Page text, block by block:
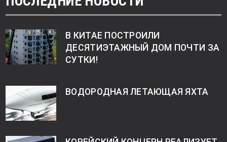
В КИТАЕ ПОСТРОИЛИ
ДЕСЯТИЭТАЖНЫЙ ДОМ ПОЧТИ ЗА
СУТКИ!
ВОДОРОДНАЯ ЛЕТАЮЩАЯ ЯХТА